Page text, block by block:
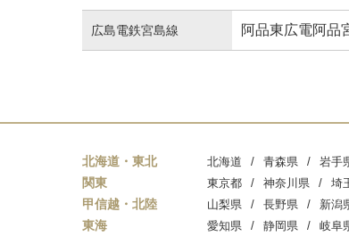
広島電鉄宮島線 阿品東広電阿品
北海道・東北 北海道 青森県 岩手
関東 東京都 神奈川県 埼
甲信越・北陸 山梨県 長野県 新潟
東海 愛知県 静岡県 岐阜